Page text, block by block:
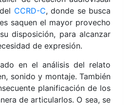
CCRD-C, donde se busca
saquen el mayor provecho
disposición, para alcanzar
de expresión.
en el análisis del relato
sonido y montaje. También
planificación de los
de articularlos. O sea, se